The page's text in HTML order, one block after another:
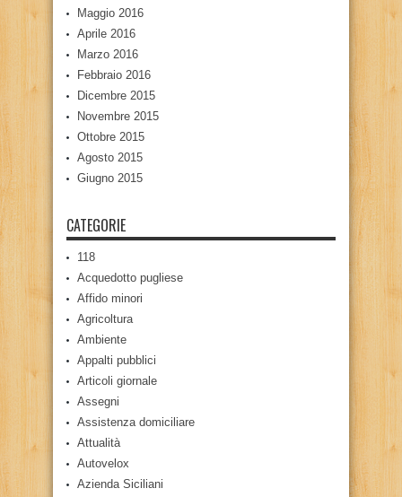
Maggio 2016
Aprile 2016
Marzo 2016
Febbraio 2016
Dicembre 2015
Novembre 2015
Ottobre 2015
Agosto 2015
Giugno 2015
CATEGORIE
118
Acquedotto pugliese
Affido minori
Agricoltura
Ambiente
Appalti pubblici
Articoli giornale
Assegni
Assistenza domiciliare
Attualità
Autovelox
Azienda Siciliani